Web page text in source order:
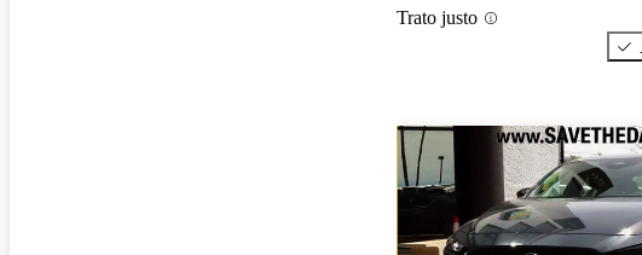
Trato justo